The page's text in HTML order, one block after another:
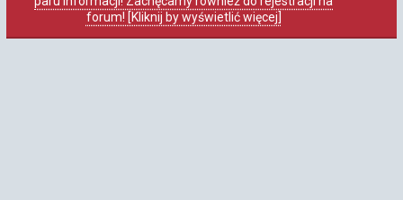
forum! [Kliknij by wyświetlić więcej]